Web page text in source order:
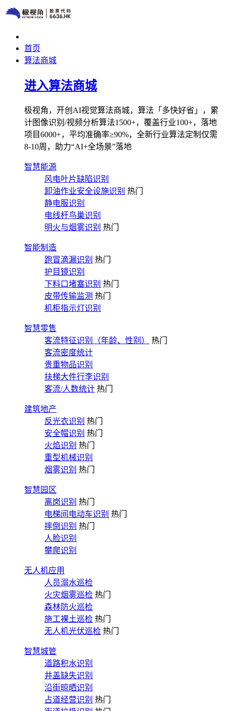
首页
算法商城
进入算法商城
极视角，开创AI视觉算法商城，算法「多快好省」，累
计图像识别/视频分析算法1500+，覆盖行业100+，落地
项目6000+，平均准确率≥90%，全新行业算法定制仅需
8-10周，助力“AI+全场景”落地
智慧能源
风电叶片缺陷识别
卸油作业安全设施识别 热门
静电服识别
电线杆鸟巢识别
明火与烟雾识别 热门
智能制造
跑冒滴漏识别 热门
护目镜识别
下料口堵塞识别 热门
皮带传输监测 热门
机柜指示灯识别
智慧零售
客流特征识别（年龄、性别）
热门
客流密度统计
贵重物品识别
扶梯大件行李识别
客流/人数统计 热门
建筑地产
反光衣识别 热门
安全帽识别 热门
火焰识别 热门
重型机械识别
烟雾识别 热门
智慧园区
离岗识别 热门
电梯间电动车识别 热门
摔倒识别 热门
人脸识别
攀爬识别
无人机应用
人员溺水巡检
火灾烟雾巡检 热门
森林防火巡检
施工裸土巡检 热门
无人机光伏巡检 热门
智慧城管
道路积水识别
井盖缺失识别
沿街晾晒识别
占道经营识别 热门